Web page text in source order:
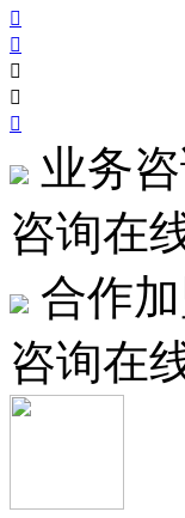





业务
咨询在
合作
咨询在